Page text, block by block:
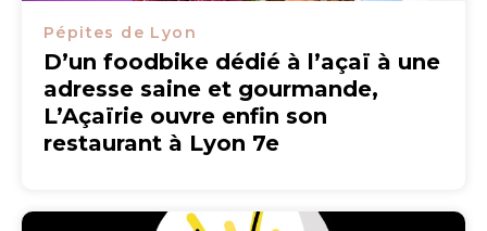
Pépites de Lyon
D’un foodbike dédié à l’açaï à une
adresse saine et gourmande,
L’Açaïrie ouvre enfin son
restaurant à Lyon 7e